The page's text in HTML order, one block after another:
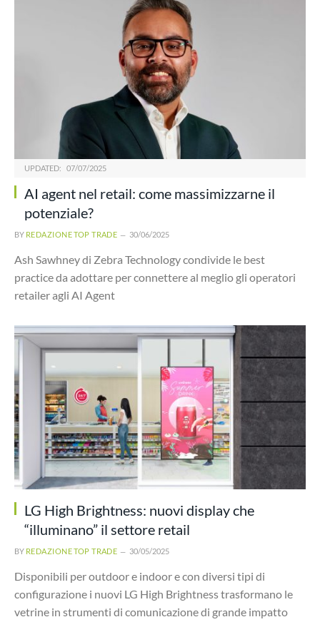
UPDATED: 07/07/2025
AI agent nel retail: come massimizzarne il
potenziale?
BY REDAZIONE TOP TRADE 30/06/2025
Ash Sawhney di Zebra Technology condivide le best
practice da adottare per connettere al meglio gli operatori
retailer agli AI Agent
LG High Brightness: nuovi display che
“illuminano” il settore retail
BY REDAZIONE TOP TRADE 30/05/2025
Disponibili per outdoor e indoor e con diversi tipi di
configurazione i nuovi LG High Brightness trasformano le
vetrine in strumenti di comunicazione di grande impatto